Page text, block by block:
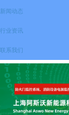
新闻动态
行业资讯
联系我们